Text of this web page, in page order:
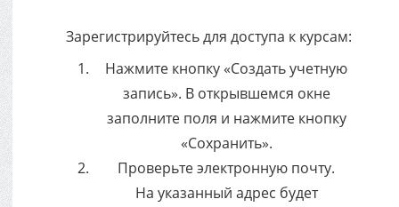
Зарегистрируйтесь для доступа к курсам:
Нажмите кнопку «Создать учетную
запись». В открывшемся окне
заполните поля и нажмите кнопку
«Сохранить».
Проверьте электронную почту.
На указанный адрес будет